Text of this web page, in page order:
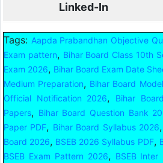
Linked-In
Tags: Aapda Prabandhan Objective
Exam pattern, Bihar Board Class 10th
Exam 2026, Bihar Board Exam Date
Medium Preparation, Bihar Board
Official Notification 2026,
Bihar
Papers, Bihar Board Question Bank
Paper PDF, Bihar Board Syllabus 2026,
Board 2026, BSEB 2026 Syllabus PDF,
BSEB Exam Pattern 2026, BSEB Inter